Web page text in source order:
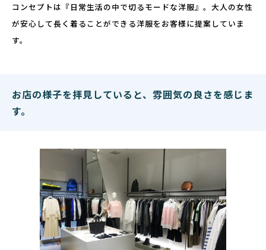
コンセプトは『日常生活の中で切るモードな洋服』。大人の女性
が安心して長く着ることができる洋服をお客様に提案していま
す。
お店の様子を拝見していると、雰囲気の良さを感じま
す。